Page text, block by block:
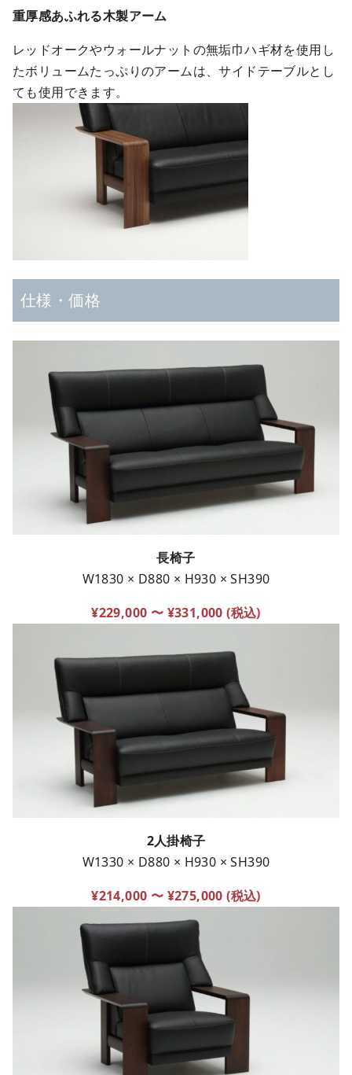
重厚感あふれる木製アーム
レッドオークやウォールナットの無垢巾ハギ材を使用し
たボリュームたっぷりのアームは、サイドテーブルとし
ても使用できます。
仕様・価格
長椅子
W1830 × D880 × H930 × SH390
¥229,000 〜 ¥331,000 (税込)
2人掛椅子
W1330 × D880 × H930 × SH390
¥214,000 〜 ¥275,000 (税込)